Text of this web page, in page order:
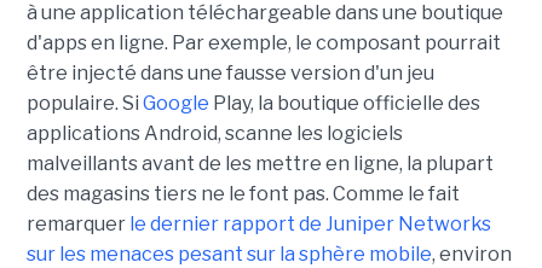
à une application téléchargeable dans une boutique
d'apps en ligne. Par exemple, le composant pourrait
être injecté dans une fausse version d'un jeu
populaire. Si Google Play, la boutique officielle des
applications Android, scanne les logiciels
malveillants avant de les mettre en ligne, la plupart
des magasins tiers ne le font pas. Comme le fait
remarquer le dernier rapport de Juniper Networks
sur les menaces pesant sur la sphère mobile, environ